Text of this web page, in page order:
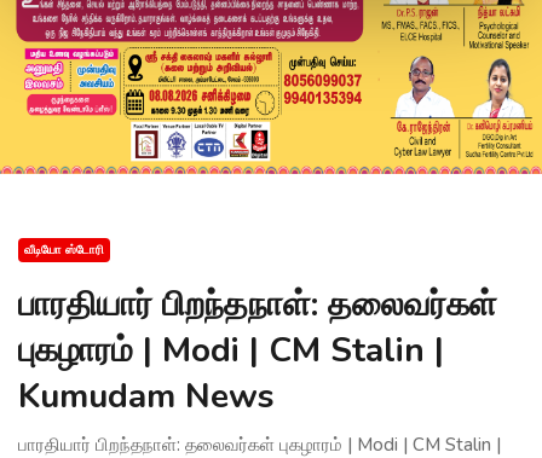
வீடியோ ஸ்டோரி
பாரதியார் பிறந்தநாள்: தலைவர்கள்
புகழாரம் | Modi | CM Stalin |
Kumudam News
பாரதியார் பிறந்தநாள்: தலைவர்கள் புகழாரம் | Modi | CM Stalin |